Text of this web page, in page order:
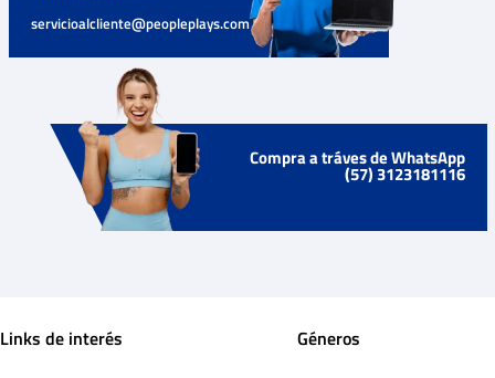
servicioalcliente@peopleplays.com
Compra a tráves de WhatsApp
(57) 3123181116
Links de interés Géneros